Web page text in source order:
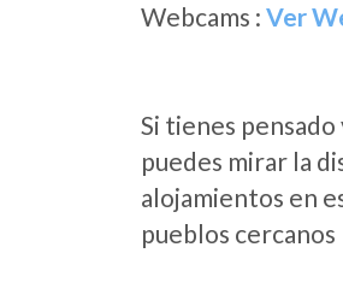
Webcams : Ver
Si tienes
puedes mirar la
alojamientos en
pueblos cercanos